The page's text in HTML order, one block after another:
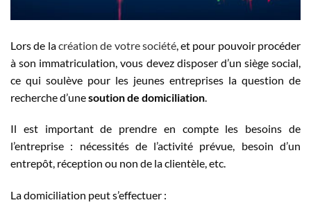
Lors de lacréation de votre société, et pour pouvoir procéder
à son immatriculation, vous devez disposer d’un siège social,
ce qui soulève pour les jeunes entreprises la question de
recherche d’unesoution de domiciliation
Il est important de prendre en compte les besoins de
l’entreprise : nécessités de l’activité prévue, besoin d’un
entrepôt, réception ou non de la clientèle, etc.
La domiciliation peut s’effectuer :